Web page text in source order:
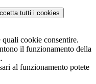
tutti i cookies
quali cookie consentire.
il funzionamento della
al funzionamento potete